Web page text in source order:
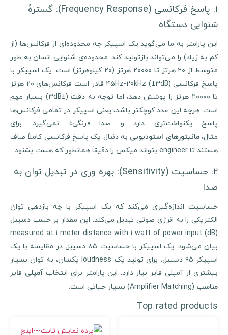
۱. پاسخ فرکانسی (Frequency Response): گسترهٔ
شنوایی دستگاه
این پارامتر به ما می‌گوید یک اسپیکر چه محدوده‌ای از فرکانس‌ها (از
کم به زیاد) را می‌تواند بازتولید کند. محدوده‌ی شنوایی انسان به طور
متوسط از ۲۰ هرتز تا ۲۰۰۰۰ هرتز (۲۰ کیلوهرتز) است. یک اسپیکر با
پاسخ فرکانسی ۴۵Hz-20kHz (±3dB) قادر است فرکانس‌های ۲۰ هرتز
تا ۲۰۰۰۰ هرتز را پوشش دهد، اما توجه به دقت (±3dB) بسیار مهم
است. هرچه این عدد کوچکتر باشد، یعنی اسپیکر در تمامی فرکانس‌ها
پاسخ یکنواخت‌تری دارد و صدا «رنگی» نمی‌گیرد. برای
مثال،مانیتورهای استودیوییبه دنبال یک پاسخ فرکانسی کاملاً صاف
هستند تا engineer بتواند میکس را دقیقاً همانطور که هست بشنود.
۲. حساسیت (Sensitivity): بهره وری در تبدیل توان به
صدا
حساسیت اندازه‌گیری می‌کند که یک اسپیکر با چه بازدهی توان
الکتریکی را به انرژی صوتی تبدیل می‌کند. این مقدار بر حسب دسیبل
(dB) measured at 1 meter distance with 1 watt of power input
بیان می‌شود. یک اسپیکر با حساسیت ۸۵ دسیبل در مقایسه با یک
اسپیکر ۹۵ دسیبل، برای تولید یک loudness یکسان، به توان بسیار
بیشتری از آمپلی فایر نیاز دارد. این پارامتر برای انتخابآمپلی فایر
مناسب(Amplifier Matching) بسیار حیاتی است.
Top rated products